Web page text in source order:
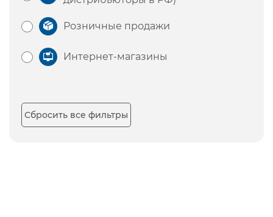
Розничные продажи
Интернет-магазины
Сбросить все фильтры